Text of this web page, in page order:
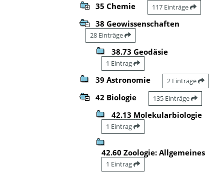
35 Chemie 117 Einträge
38 Geowissenschaften
28 Einträge
38.73 Geodäsie
1 Eintrag
39 Astronomie 2 Einträge
42 Biologie 135 Einträge
42.13 Molekularbiologie
1 Eintrag
42.60 Zoologie: Allgemeines
1 Eintrag